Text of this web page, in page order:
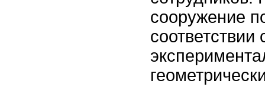
сооружение
соответствии